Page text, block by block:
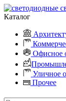
Каталог
Офисное
Уличное
Прочее